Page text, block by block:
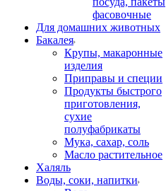
фасовочные
Для домашних животных
Бакалея
Крупы, макаронные
изделия
Приправы и специи
Продукты быстрого
приготовления,
сухие
полуфабрикаты
Мука, сахар, соль
Масло растительное
Халяль
Воды, соки, напитки